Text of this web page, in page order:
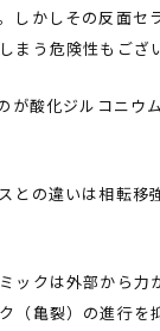
しかしその反面セ
まう危険性もござ
が酸化ジルコニウ
との違いは相転移
ックは外部から力
（亀裂）の進行を